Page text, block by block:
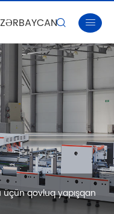
 
qovluq yapışqan